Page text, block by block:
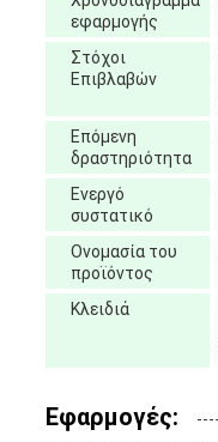
εφαρμογής
Στόχοι
Επιβλαβών
Επόμενη
δραστηριότητα
Ενεργό
συστατικό
Ονομασία του
προϊόντος
Κλειδιά
Εφαρμογές: